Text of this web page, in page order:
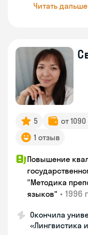
Читать дальше
5 от
1 отзыв
Повышение
"Методика
языков" • 1996
Окончила
«Лингвистика